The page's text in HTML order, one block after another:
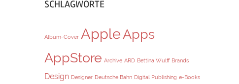
SCHLAGWORTE
Album-Cover AppleApps
AppStore Archive ARD Bettina Wulff Brands
Design Designer Deutsche Bahn Digital Publishing e-Books